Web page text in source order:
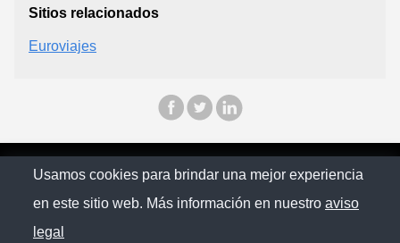
Sitios relacionados
Euroviajes
© Ecuapinoo 2025
Política de privacidad
Usamos cookies para brindar una mejor experiencia
en este sitio web. Más información en nuestro aviso
legal